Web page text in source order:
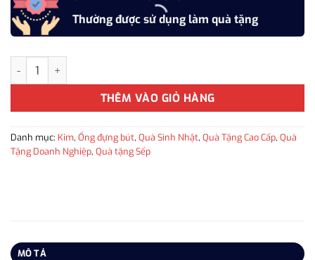
Thường được sử dụng làm quà tặng
Ống đựng bút kèm đế pha lê K9 để bàn cao cấp - LBWG001
THÊM VÀO GIỎ HÀNG
Danh mục: Kim, Ống đựng bút, Quà Sinh Nhật, Quà Tặng Cao Cấp, Quà
Tặng Doanh Nghiệp, Quà tặng Sếp
MÔ TẢ